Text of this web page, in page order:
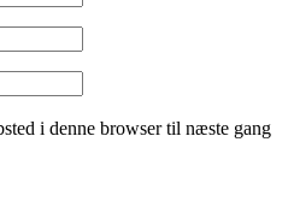
i denne browser til næste gang